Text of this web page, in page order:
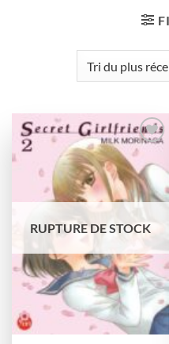
Ajouter
à la
wishlist
RUPTURE DE STOCK